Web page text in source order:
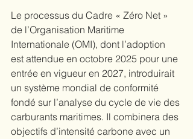
Le processus du Cadre « Zéro Net »
de l’Organisation Maritime
Internationale (OMI), dont l’adoption
est attendue en octobre 2025 pour une
entrée en vigueur en 2027, introduirait
un système mondial de conformité
fondé sur l’analyse du cycle de vie des
carburants maritimes. Il combinera des
objectifs d’intensité carbone avec un